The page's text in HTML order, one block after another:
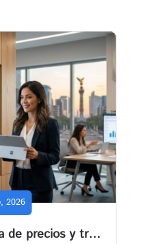
2026
Domina tu estrategia de precios y transforma el marketing de tu PYME con Business Central